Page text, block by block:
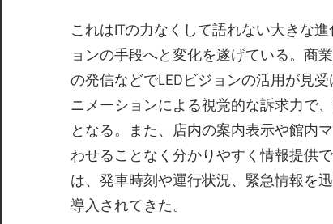
これはITの力なくして語れない大きな
ョンの手段へと変化を遂げている。商
の発信などでLEDビジョンの活用が見
ニメーションによる視覚的な訴求力で
となる。また、店内の案内表示や館内
わせることなく分かりやすく情報提供
は、発車時刻や運行状況、緊急情報を
導入されてきた。